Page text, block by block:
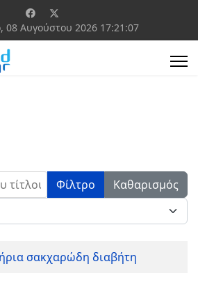
08 Αυγούστου 2026 17:21:07
τίτλου. Φίλτρο
Καθαρισμός
σακχαρώδη διαβήτη